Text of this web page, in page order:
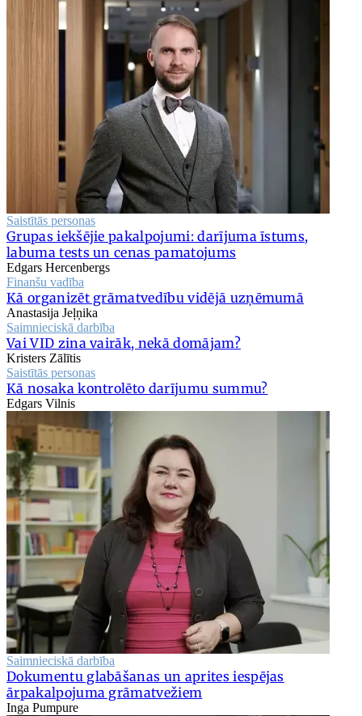
Saistītās personas
Grupas iekšējie pakalpojumi: darījuma īstums,
labuma tests un cenas pamatojums
Edgars Hercenbergs
Finanšu vadība
Kā organizēt grāmatvedību vidējā uzņēmumā
Anastasija Jeļņika
Saimnieciskā darbība
Vai VID zina vairāk, nekā domājam?
Kristers Zālītis
Saistītās personas
Kā nosaka kontrolēto darījumu summu?
Edgars Vilnis
Saimnieciskā darbība
Dokumentu glabāšanas un aprites iespējas
ārpakalpojuma grāmatvežiem
Inga Pumpure